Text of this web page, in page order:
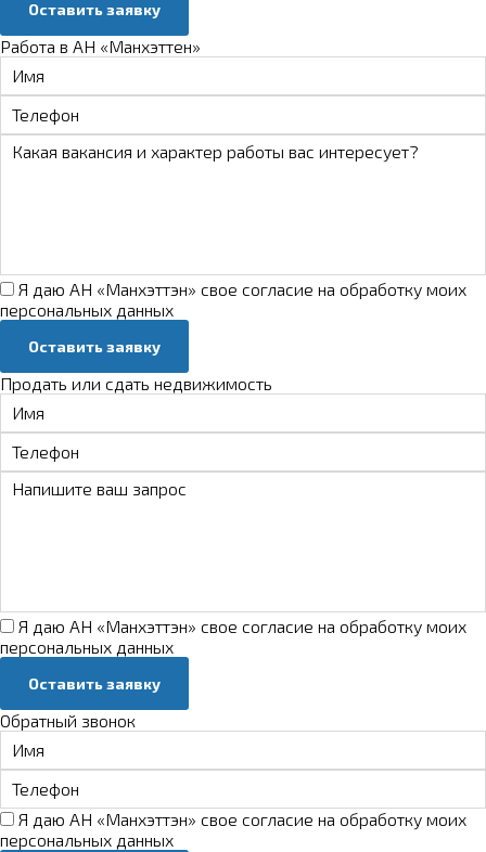
Оставить заявку
Работа в АН «Манхэттен»
Я даю АН «Манхэттэн» свое согласие на обработку моих
персональных данных
Оставить заявку
Продать или сдать недвижимость
Я даю АН «Манхэттэн» свое согласие на обработку моих
персональных данных
Оставить заявку
Обратный звонок
Я даю АН «Манхэттэн» свое согласие на обработку моих
персональных данных